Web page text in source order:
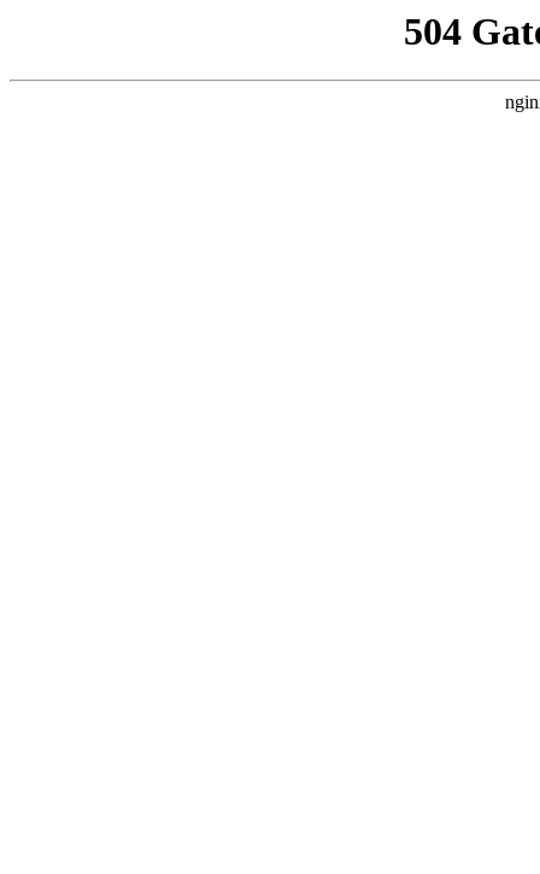
504